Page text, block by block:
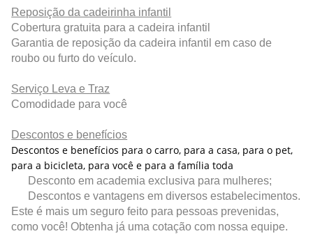
Reposição da cadeirinha infantil
Cobertura gratuita para a cadeira infantil
Garantia de reposição da cadeira infantil em caso de
roubo ou furto do veículo.
Serviço Leva e Traz
Comodidade para você
Descontos e benefícios
Descontos e benefícios para o carro, para a casa, para o pet,
para a bicicleta, para você e para a família toda
Desconto em academia exclusiva para mulheres;
Descontos e vantagens em diversos estabelecimentos.
Este é mais um seguro feito para pessoas prevenidas,
como você! Obtenha já uma cotação com nossa equipe.